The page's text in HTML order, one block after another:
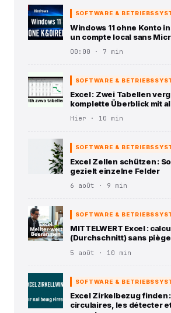
SOFTWARE &
Windows 11 ohne Konto
un compte local sans
00:00 · 7 min
SOFTWARE &
Excel : Zwei Tabellen
komplette Überblick mit
Hier · 10 min
SOFTWARE &
Excel Zellen schützen :
gezielt einzelne Felder
6 août · 9 min
SOFTWARE &
MITTELWERT Excel :
(Durchschnitt) sans piège
5 août · 10 min
SOFTWARE &
Excel Zirkelbezug finden
circulaires, les détecter